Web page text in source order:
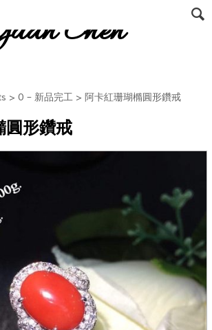
Chen
> 0 - 新品完工 > 阿卡紅珊瑚橢圓形鑽戒
圓形鑽戒